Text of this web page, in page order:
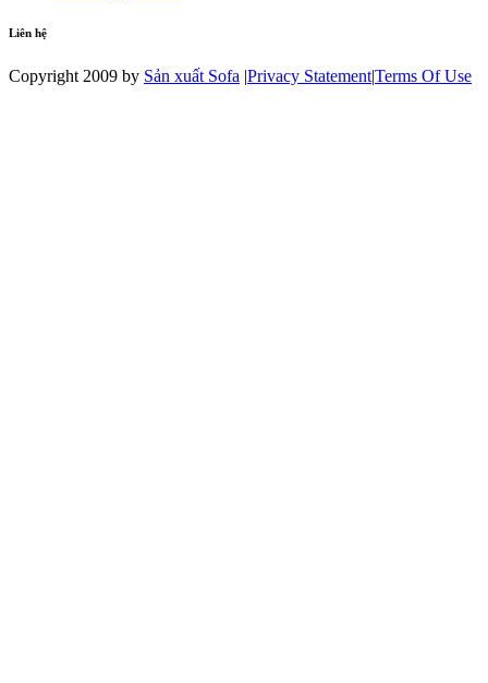
Liên hệ
Copyright 2009 by Sản xuất Sofa |Privacy Statement|Terms Of Use